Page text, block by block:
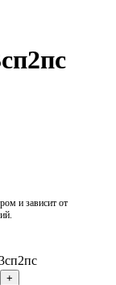
и зависит от